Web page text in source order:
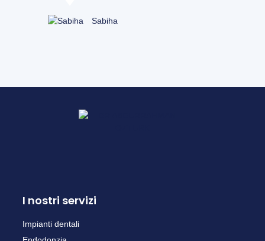
Sabiha
I nostri servizi
Impianti dentali